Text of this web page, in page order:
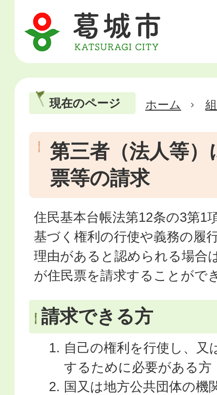
現在のページ ホーム
第三者（法人等）
票等の請求
住民基本台帳法第12条の3第1
基づく権利の行使や義務の履
理由があると認められる場合
が住民票を請求することがで
請求できる方
自己の権利を行使し、又
するために必要がある方
国又は地方公共団体の機